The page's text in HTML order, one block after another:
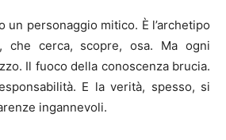
un personaggio mitico. È l’archetipo
che cerca, scopre, osa. Ma ogni
Il fuoco della conoscenza brucia.
E la verità, spesso, si
ingannevoli.